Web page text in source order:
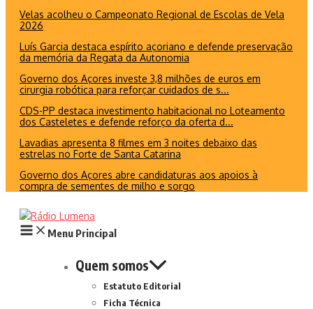
Velas acolheu o Campeonato Regional de Escolas de Vela
2026
Luís Garcia destaca espírito açoriano e defende preservação
da memória da Regata da Autonomia
Governo dos Açores investe 3,8 milhões de euros em
cirurgia robótica para reforçar cuidados de s...
CDS-PP destaca investimento habitacional no Loteamento
dos Casteletes e defende reforço da oferta d...
Lavadias apresenta 8 filmes em 3 noites debaixo das
estrelas no Forte de Santa Catarina
Governo dos Açores abre candidaturas aos apoios à
compra de sementes de milho e sorgo
Menu Principal
Quem somos
Estatuto Editorial
Ficha Técnica